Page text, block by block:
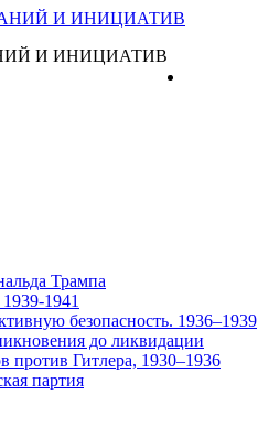
И ИНИЦИАТИВ
Трампа
1941
безопасность. 1936–1939
до ликвидации
против Гитлера, 1930–1936
партия